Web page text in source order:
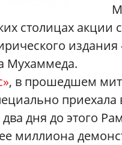
столицах акции
Мухаммеда.
, в прошедшем
два дня до этого
миллиона